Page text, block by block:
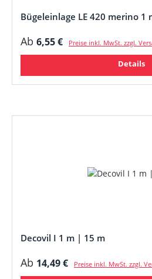
Bügeleinlage LE 420 merino 1
Regulärer Preis:
Ab 6,55 € Preise inkl. MwSt. zzgl.
Details
Decovil I 1 m | 15 m
Regulärer Preis:
Ab 14,49 € Preise inkl. MwSt. zzgl.